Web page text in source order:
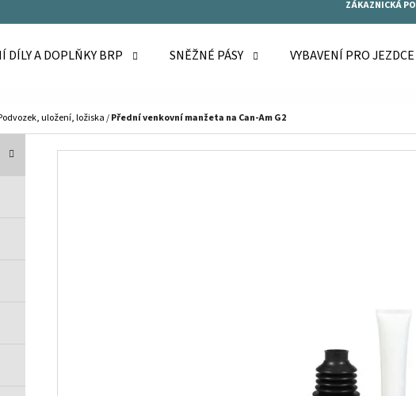
ZÁKAZNICKÁ
DÍLY A DOPLŇKY BRP SNĚŽNÉ PÁSY VYBAVENÍ PRO JEZDCE
uložení, ložiska/Přední venkovní manžeta na Can-Am G2